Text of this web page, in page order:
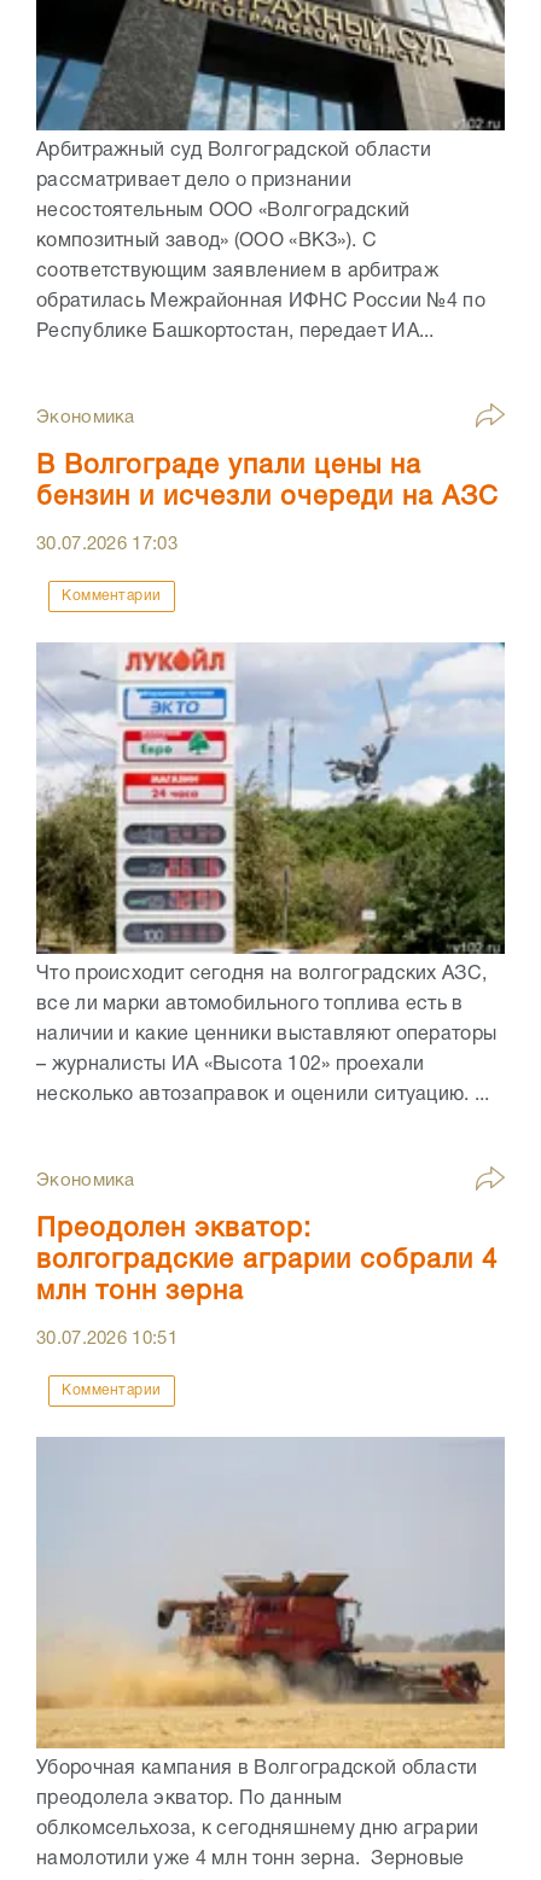
Арбитражный суд Волгоградской области
рассматривает дело о признании
несостоятельным ООО «Волгоградский
композитный завод» (ООО «ВКЗ»). С
соответствующим заявлением в арбитраж
обратилась Межрайонная ИФНС России №4 по
Республике Башкортостан, передает ИА...
Экономика
В Волгограде упали цены на
бензин и исчезли очереди на АЗС
30.07.2026 17:03
Комментарии
Что происходит сегодня на волгоградских АЗС,
все ли марки автомобильного топлива есть в
наличии и какие ценники выставляют операторы
– журналисты ИА «Высота 102» проехали
несколько автозаправок и оценили ситуацию. ...
Экономика
Преодолен экватор:
волгоградские аграрии собрали 4
млн тонн зерна
30.07.2026 10:51
Комментарии
Уборочная кампания в Волгоградской области
преодолела экватор. По данным
облкомсельхоза, к сегодняшнему дню аграрии
намолотили уже 4 млн тонн зерна. Зерновые